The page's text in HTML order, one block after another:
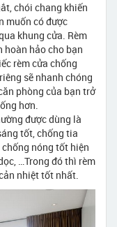
chói chang khiến
muốn có được
khung cửa. Rèm
hoàn hảo cho bạn
rèm cửa chống
sẽ nhanh chóng
phòng của bạn trở
hơn.
được dùng là
tốt, chống tia
nóng tốt hiện
…Trong đó thì rèm
nhiệt tốt nhất.